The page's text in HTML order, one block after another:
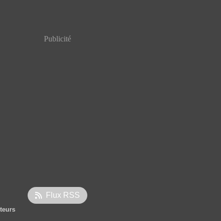
Publicité
Flux RSS